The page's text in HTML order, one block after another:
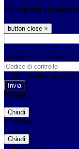
Recupero
button close ×
Non hai una e-mail
E-mail inviata, si prega
Errore
Chiudi
Successo
Chiudi